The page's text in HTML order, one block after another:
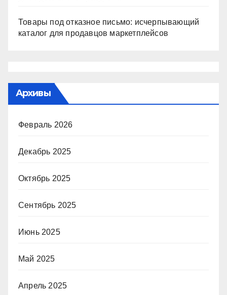
Товары под отказное письмо: исчерпывающий
каталог для продавцов маркетплейсов
Архивы
Февраль 2026
Декабрь 2025
Октябрь 2025
Сентябрь 2025
Июнь 2025
Май 2025
Апрель 2025